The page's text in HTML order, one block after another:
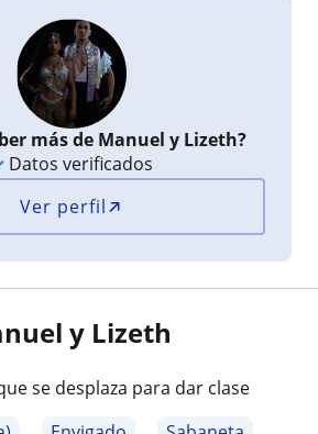
más de Manuel y Lizeth?
Datos verificados
Ver perfil
y Lizeth
se desplaza para dar clase